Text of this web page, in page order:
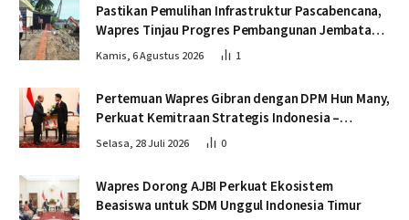
Pastikan Pemulihan Infrastruktur Pascabencana,
Wapres Tinjau Progres Pembangunan Jembatan
Krueng Tingkeum Bireuen
Kamis, 6 Agustus 2026 1
Pertemuan Wapres Gibran dengan DPM Hun Many,
Perkuat Kemitraan Strategis Indonesia –
Kamboja
Selasa, 28 Juli 2026 0
Wapres Dorong AJBI Perkuat Ekosistem
Beasiswa untuk SDM Unggul Indonesia Timur